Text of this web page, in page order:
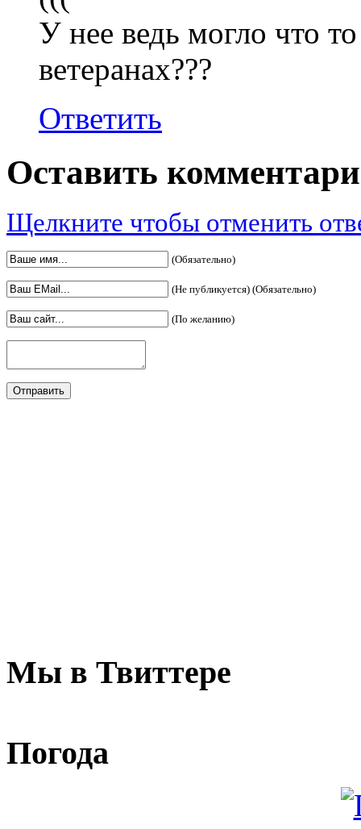
У нее ведь могло что
ветеранах???
Ответить
Оставить
Щелкните чтобы отменить
(Обязательно)
(Не публикуется) (Обязательно)
(По желанию)
Мы в Твиттере
Погода